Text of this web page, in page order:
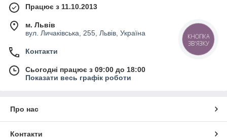
Працює з 11.10.2013
м. Львів
вул. Личаківська, 255, Львів, Україна
Контакти
Сьогодні працює з 09:00 до 18:00
Показати весь графік роботи
Про нас
Контакти
КНОПКА
ЗВ'ЯЗКУ